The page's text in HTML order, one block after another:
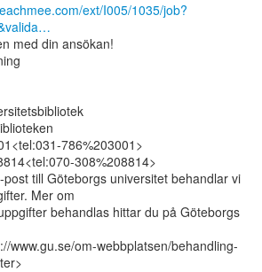
ext/I005/1035/job?
med din ansökan!
786%203001>
308%208814>
till Göteborgs universitet behandlar vi
Mer om
behandlas hittar du på Göteborgs
www.gu.se/om-webbplatsen/behandling-